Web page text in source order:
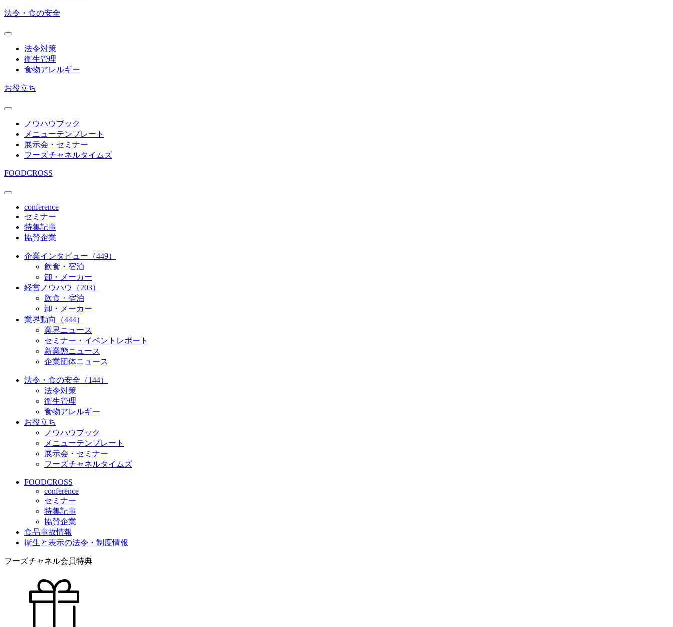
法令・食の安全
法令対策
衛生管理
食物アレルギー
お役立ち
ノウハウブック
メニューテンプレート
展示会・セミナー
フーズチャネルタイムズ
FOODCROSS
conference
セミナー
特集記事
協賛企業
企業インタビュー（449）
飲食・宿泊
卸・メーカー
経営ノウハウ（203）
飲食・宿泊
卸・メーカー
業界動向（444）
業界ニュース
セミナー・イベントレポート
新業態ニュース
企業団体ニュース
法令・食の安全（144）
法令対策
衛生管理
食物アレルギー
お役立ち
ノウハウブック
メニューテンプレート
展示会・セミナー
フーズチャネルタイムズ
FOODCROSS
conference
セミナー
特集記事
協賛企業
食品事故情報
衛生と表示の法令・制度情報
フーズチャネル会員特典